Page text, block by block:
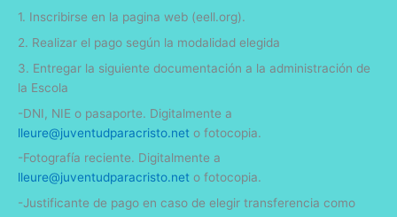
1. Inscribirse en la pagina web (eell.org).
2. Realizar el pago según la modalidad elegida
3. Entregar la siguiente documentación a la administración de
la Escola
-DNI, NIE o pasaporte. Digitalmente a
lleure@juventudparacristo.net o fotocopia.
-Fotografía reciente. Digitalmente a
lleure@juventudparacristo.net o fotocopia.
-Justificante de pago en caso de elegir transferencia como